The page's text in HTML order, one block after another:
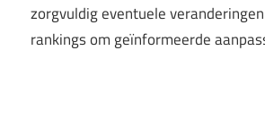
zorgvuldig eventuele
rankings om geïnformeerde